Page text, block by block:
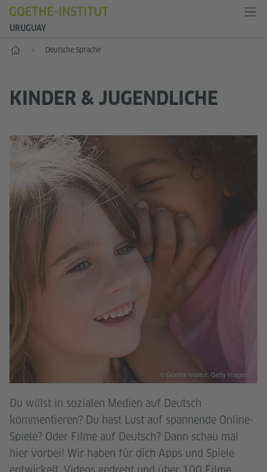
URUGUAY
Start Deutsche Sprache
KINDER & JUGENDLICHE
Du willst in sozialen Medien auf Deutsch
kommentieren? Du hast Lust auf spannende Online-
Spiele? Oder Filme auf Deutsch? Dann schau mal
hier vorbei! Wir haben für dich Apps und Spiele
© Goethe-Institut, Getty Images